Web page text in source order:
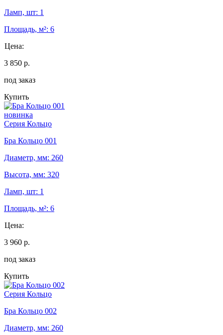
Ламп, шт: 1
Площадь, м²: 6
Цена:
3 850 р.
под заказ
Купить
новинка
Серия Кольцо
Бра Кольцо 001
Диаметр, мм: 260
Высота, мм: 320
Ламп, шт: 1
Площадь, м²: 6
Цена:
3 960 р.
под заказ
Купить
Серия Кольцо
Бра Кольцо 002
Диаметр, мм: 260